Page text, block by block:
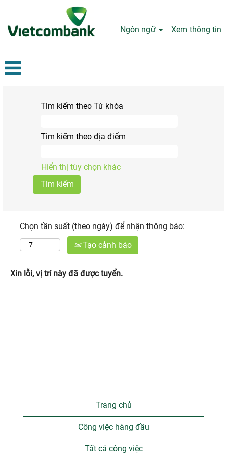
Ngôn ngữ Xem thông tin
Tìm kiếm theo Từ khóa
Tìm kiếm theo địa điểm
Hiển thị tùy chọn khác
Chọn tần suất (theo ngày) để nhận thông báo:
Tạo cảnh báo
Xin lỗi, vị trí này đã được tuyển.
Trang chủ
Công việc hàng đầu
Tất cả công việc